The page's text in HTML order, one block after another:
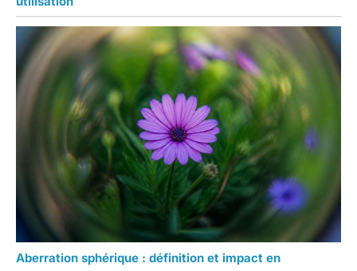
Aberration sphérique : définition et impact en